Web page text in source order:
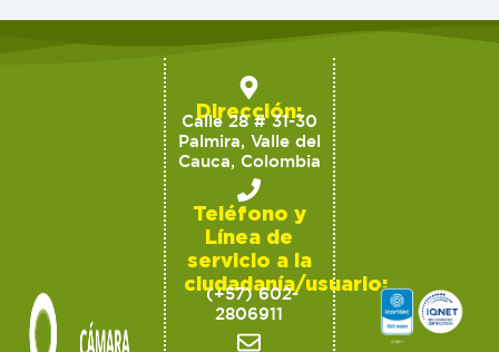
Dirección:
Calle 28 # 31-30
Palmira, Valle del
Cauca, Colombia
Teléfono y
Línea de
servicio a la
ciudadanía/usuario:
(+57) 602-
2806911